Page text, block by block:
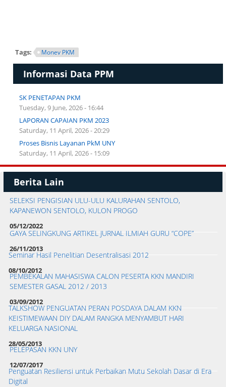
Tags: Monev PKM
Informasi Data PPM
SK PENETAPAN PKM
Tuesday, 9 June, 2026 - 16:44
LAPORAN CAPAIAN PKM 2023
Saturday, 11 April, 2026 - 20:29
Proses Bisnis Layanan PkM UNY
Saturday, 11 April, 2026 - 15:09
Berita Lain
SELEKSI PENGISIAN ULU-ULU KALURAHAN SENTOLO,
KAPANEWON SENTOLO, KULON PROGO
05/12/2022
GAYA SELINGKUNG ARTIKEL JURNAL ILMIAH GURU “COPE”
26/11/2013
Seminar Hasil Penelitian Desentralisasi 2012
08/10/2012
PEMBEKALAN MAHASISWA CALON PESERTA KKN MANDIRI
SEMESTER GASAL 2012 / 2013
03/09/2012
TALKSHOW PENGUATAN PERAN POSDAYA DALAM KKN
KEISTIMEWAAN DIY DALAM RANGKA MENYAMBUT HARI
KELUARGA NASIONAL
28/05/2013
PELEPASAN KKN UNY
12/07/2017
Penguatan Resiliensi untuk Perbaikan Mutu Sekolah Dasar di Era
Digital